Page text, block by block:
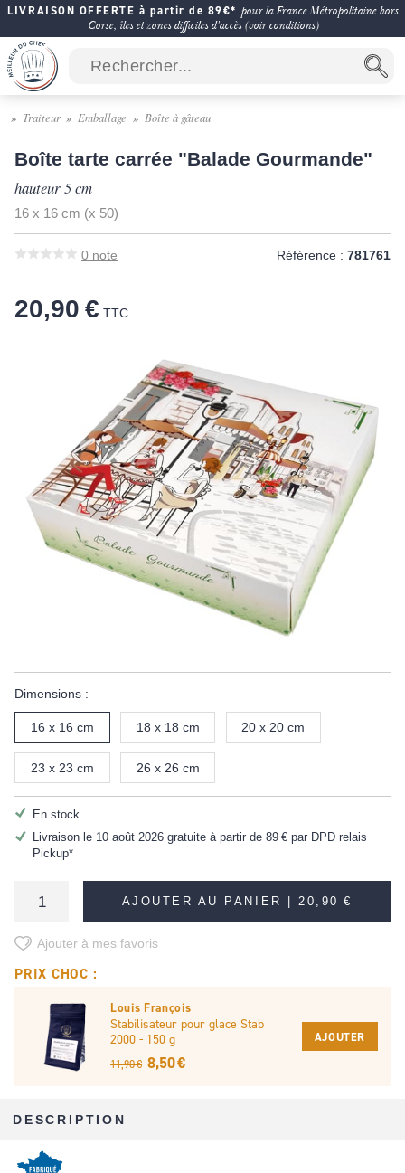
LIVRAISON OFFERTE à partir de 89€* pour la France Métropolitaine hors
Corse, îles et zones difficiles d'accès (voir conditions)
Traiteur Emballage Boîte à gâteau
Boîte tarte carrée "Balade Gourmande"
hauteur 5 cm
16 x 16 cm (x 50)
0 note Référence : 781761
20,90 € TTC
Dimensions :
16 x 16 cm 18 x 18 cm 20 x 20 cm
23 x 23 cm 26 x 26 cm
En stock
Livraison le 10 août 2026 gratuite à partir de 89 €par DPD relais
Pickup*
AJOUTER AU PANIER |20,90 €
Ajouter à mes favoris
PRIX CHOC :
Louis François
Stabilisateur pour glace Stab
2000 - 150 g
11,90 € 8,50 €
AJOUTER
DESCRIPTION